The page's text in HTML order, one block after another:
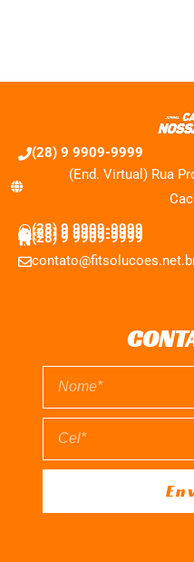
(28) 9 9909-9999
(End. Virtual) Rua
(28) 9 9909-9999
(28) 9 9909-9999
(28) 9 9909-9999